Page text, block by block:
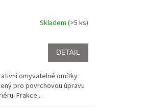
R
M
A
Skladem (>5 ks)
DETAIL
omyvatelné omítky
pro povrchovou úpravu
Frakce...